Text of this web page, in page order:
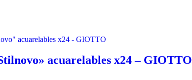
acuarelables x24 – GIOTTO